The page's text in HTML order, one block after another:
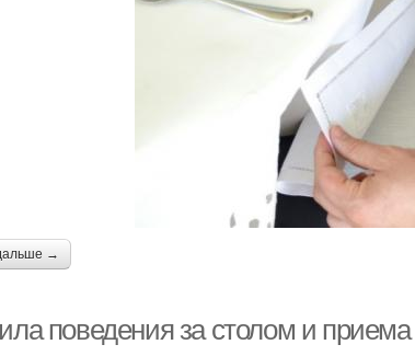
→
поведения за столом и